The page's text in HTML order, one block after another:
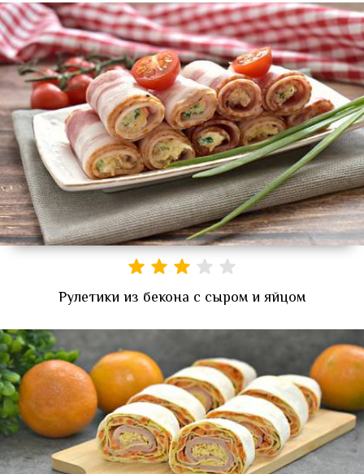
Рулетики из бекона с сыром и яйцом